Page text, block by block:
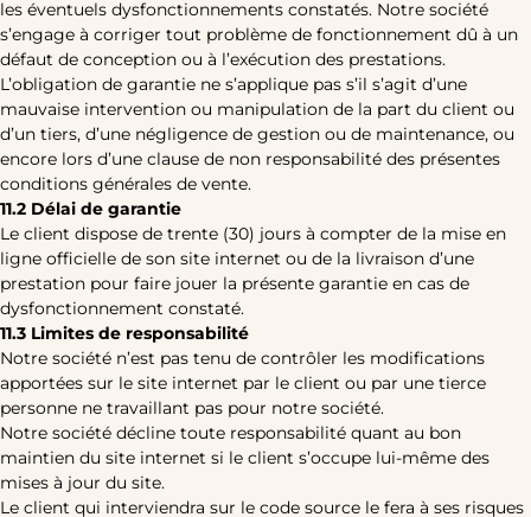
les éventuels dysfonctionnements constatés. Notre société
s’engage à corriger tout problème de fonctionnement dû à un
défaut de conception ou à l’exécution des prestations.
L’obligation de garantie ne s’applique pas s’il s’agit d’une
mauvaise intervention ou manipulation de la part du client ou
d’un tiers, d’une négligence de gestion ou de maintenance, ou
encore lors d’une clause de non responsabilité des présentes
conditions générales de vente.
11.2 Délai de garantie
Le client dispose de trente (30) jours à compter de la mise en
ligne officielle de son site internet ou de la livraison d’une
prestation pour faire jouer la présente garantie en cas de
dysfonctionnement constaté.
11.3 Limites de responsabilité
Notre société n’est pas tenu de contrôler les modifications
apportées sur le site internet par le client ou par une tierce
personne ne travaillant pas pour notre société.
Notre société décline toute responsabilité quant au bon
maintien du site internet si le client s’occupe lui-même des
mises à jour du site.
Le client qui interviendra sur le code source le fera à ses risques